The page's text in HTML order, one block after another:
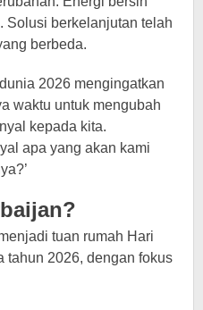
Solusi berkelanjutan telah
berbeda.
2026 mengingatkan
waktu untuk mengubah
kepada kita.
apa yang akan kami
tuan rumah Hari
tahun 2026, dengan fokus